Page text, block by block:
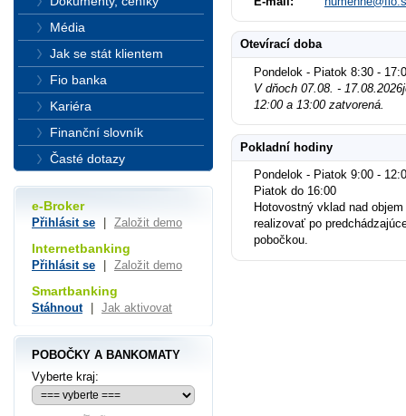
Otevírací doba
Pondelok - Piatok 8:30 -
V dňoch 07.08. -
12:00 a 13:00 zatvorená.
Pokladní hodiny
Pondelok - Piatok 9:00 -
Piatok do 16:00
Hotovostný vklad nad
realizovať po
pobočkou.
Média
Jak se stát klientem
Fio banka
Kariéra
Finanční slovník
Časté dotazy
e-Broker
Přihlásit se Založit demo
Internetbanking
Přihlásit se Založit demo
Smartbanking
Stáhnout Jak aktivovat
POBOČKY A BANKOMATY
Vyberte kraj: